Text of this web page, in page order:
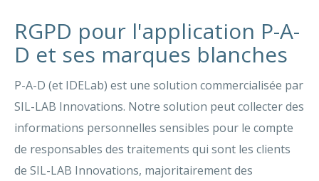
RGPD pour l'application P-A-
D et ses marques blanches
P-A-D (et IDELab) est une solution commercialisée par
SIL-LAB Innovations. Notre solution peut collecter des
informations personnelles sensibles pour le compte
de responsables des traitements qui sont les clients
de SIL-LAB Innovations, majoritairement des